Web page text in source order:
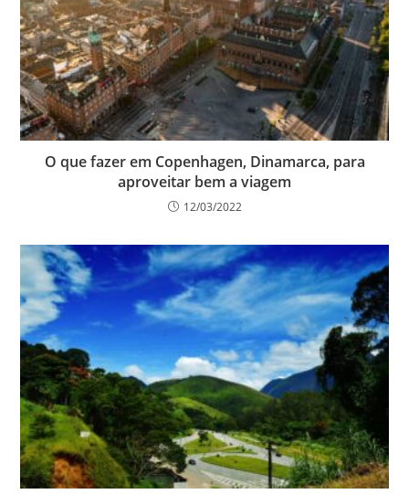
O que fazer em Copenhagen, Dinamarca, para
aproveitar bem a viagem
12/03/2022